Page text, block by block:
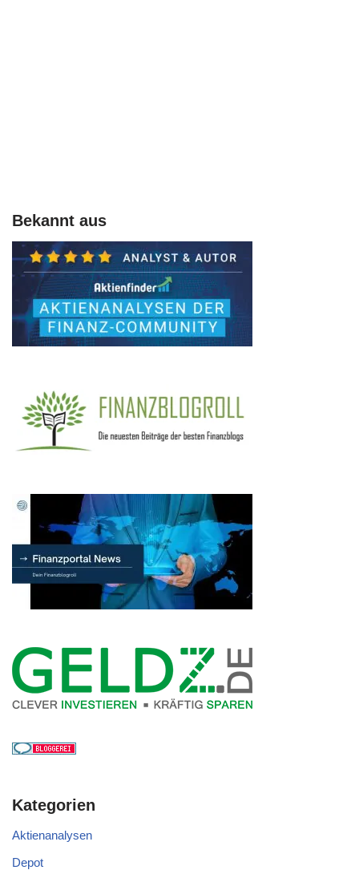
Bekannt aus
Kategorien
Aktienanalysen
Depot